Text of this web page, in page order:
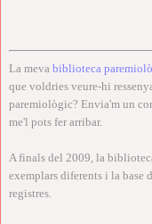
La meva biblioteca
que voldries veure-hi
paremiològic? Envia'm un
me'l pots fer arribar.
A finals del 2009, la
exemplars diferents i la base
registres.